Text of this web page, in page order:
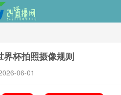
界杯拍照摄像规则
06-01